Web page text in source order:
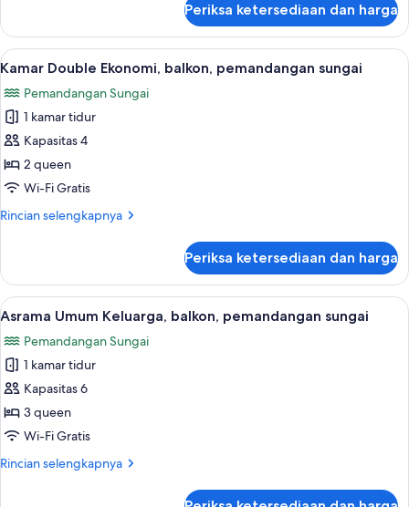
sungai
Kamar
Double
Deluks
Orang,
pemandangan
sungai
Periksa ketersediaan dan harga
Lihat
semua
foto
untuk
Kamar
Double
Ekonomi,
pemandangan
Kamar Double Ekonomi, balkon,
16
Kamar Double Ekonomi, balkon, pemandangan sungai
Pemandangan Sungai
1 kamar tidur
Kapasitas 4
2 queen
Wi-Fi Gratis
Rincian selengkapnya
Rincian
Kamar
Double
Ekonomi,
pemandangan
sungai
Periksa ketersediaan dan harga
Lihat
semua
foto
untuk
Asrama
Umum
Keluarga,
pemandangan
Asrama Umum Keluarga, balkon,
17
Asrama Umum Keluarga, balkon, pemandangan sungai
Pemandangan Sungai
1 kamar tidur
Kapasitas 6
3 queen
Wi-Fi Gratis
Rincian selengkapnya
Rincian